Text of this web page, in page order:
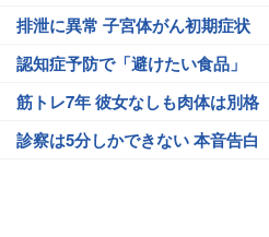
排泄に異常 子宮体がん初期症状
認知症予防で「避けたい食品」
筋トレ7年 彼女なしも肉体は別格
診察は5分しかできない 本音告白